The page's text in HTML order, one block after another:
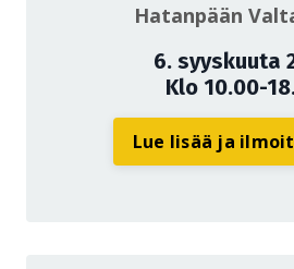
Hatanpään
6. syyskuuta
Klo 10.00-
Lue lisää ja